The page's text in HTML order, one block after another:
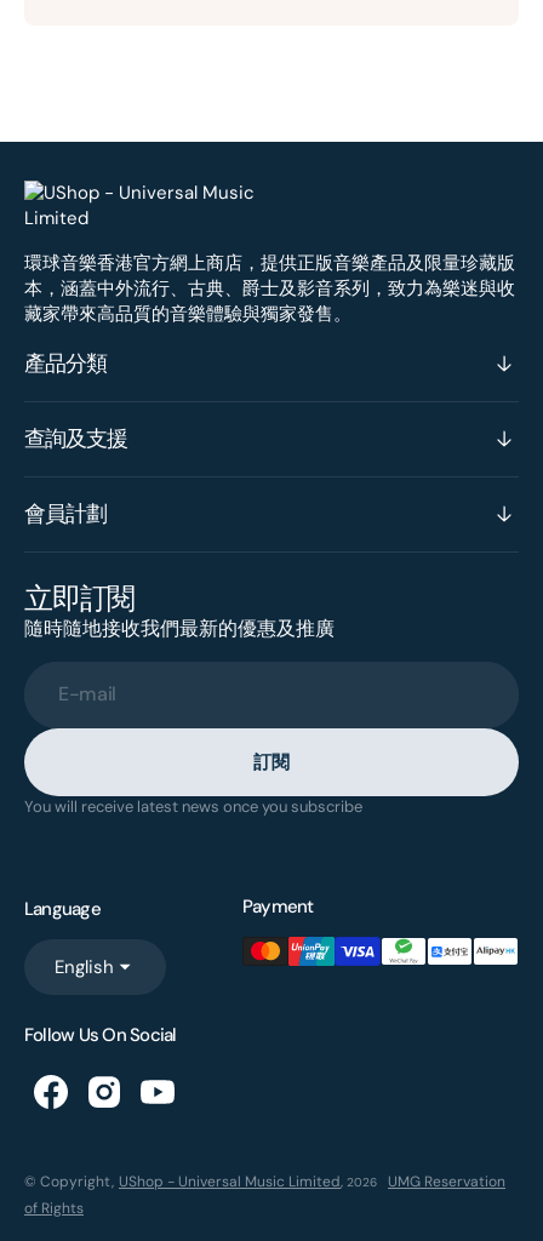
環球音樂香港官方網上商店，提供正版音樂產品及限量珍藏版
本，涵蓋中外流行、古典、爵士及影音系列，致力為樂迷與收
藏家帶來高品質的音樂體驗與獨家發售。
產品分類
查詢及支援
會員計劃
立即訂閱
隨時隨地接收我們最新的優惠及推廣
E-mail
訂閱
You will receive latest news once you subscribe
Language
English
Payment
Follow Us On Social
© Copyright, UShop - Universal Music Limited, 2026
UMG Reservation
of Rights